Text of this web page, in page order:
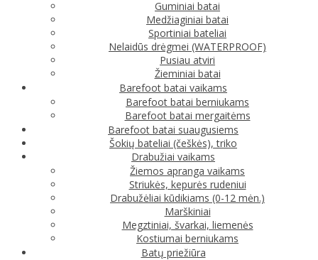
Guminiai batai
Medžiaginiai batai
Sportiniai bateliai
Nelaidūs drėgmei (WATERPROOF)
Pusiau atviri
Žieminiai batai
Barefoot batai vaikams
Barefoot batai berniukams
Barefoot batai mergaitėms
Barefoot batai suaugusiems
Šokių bateliai (češkės), triko
Drabužiai vaikams
Žiemos apranga vaikams
Striukės, kepurės rudeniui
Drabužėliai kūdikiams (0-12 mėn.)
Marškiniai
Megztiniai, švarkai, liemenės
Kostiumai berniukams
Batų priežiūra